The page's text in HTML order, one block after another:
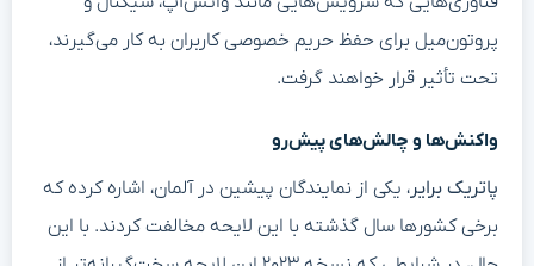
پروتون‌میل برای حفظ حریم خصوصی کاربران به کار می‌گیرند،
تحت تأثیر قرار خواهند گرفت.
واکنش‌ها و چالش‌های پیش‌رو
پاتریک برایر، یکی از نمایندگان پیشین در آلمان، اشاره کرده که
برخی کشورها سال گذشته با این لایحه مخالفت کردند. با این